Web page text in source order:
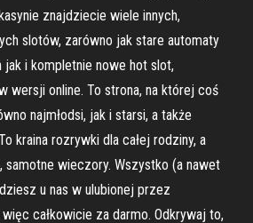
znajdziecie wiele innych,
slotów, zarówno jak stare automaty
i kompletnie nowe hot slot,
wersji online. To strona, na której coś
najmłodsi, jak i starsi, a także
kraina rozrywki dla całej rodziny, a
samotne wieczory. Wszystko (a nawet
u nas w ulubionej przez
całkowicie za darmo. Odkrywaj to,